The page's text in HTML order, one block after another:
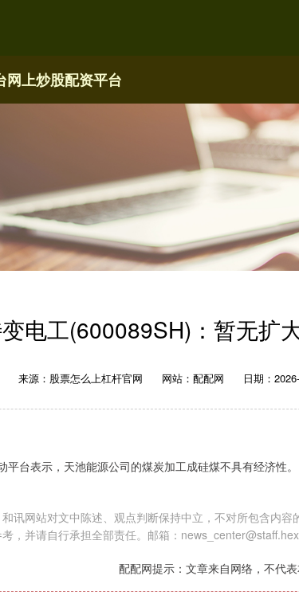
网上炒股配资平台
电工(600089SH)：暂无扩
来源：股票怎么上杠杆官网 网站：配配网 日期：
台表示，天池能源公司的煤炭加工成硅煤不具有经济性
讯网站对文中陈述、观点判断保持中立，不对所包含内容
，并请自行承担全部责任。邮箱：
配配网提示：文章来自网络，不代表